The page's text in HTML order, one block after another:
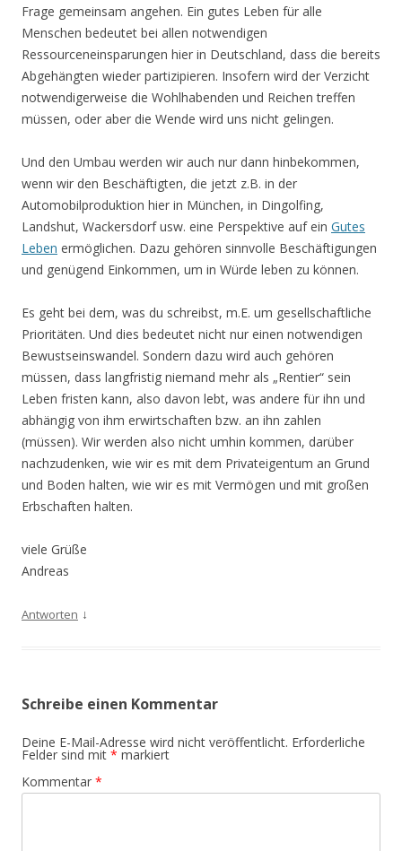
Frage gemeinsam angehen. Ein gutes Leben für alle
Menschen bedeutet bei allen notwendigen
Ressourceneinsparungen hier in Deutschland, dass die bereits
Abgehängten wieder partizipieren. Insofern wird der Verzicht
notwendigerweise die Wohlhabenden und Reichen treffen
müssen, oder aber die Wende wird uns nicht gelingen.
Und den Umbau werden wir auch nur dann hinbekommen,
wenn wir den Beschäftigten, die jetzt z.B. in der
Automobilproduktion hier in München, in Dingolfing,
Landshut, Wackersdorf usw. eine Perspektive auf ein Gutes
Leben ermöglichen. Dazu gehören sinnvolle Beschäftigungen
und genügend Einkommen, um in Würde leben zu können.
Es geht bei dem, was du schreibst, m.E. um gesellschaftliche
Prioritäten. Und dies bedeutet nicht nur einen notwendigen
Bewustseinswandel. Sondern dazu wird auch gehören
müssen, dass langfristig niemand mehr als „Rentier“ sein
Leben fristen kann, also davon lebt, was andere für ihn und
abhängig von ihm erwirtschaften bzw. an ihn zahlen
(müssen). Wir werden also nicht umhin kommen, darüber
nachzudenken, wie wir es mit dem Privateigentum an Grund
und Boden halten, wie wir es mit Vermögen und mit großen
Erbschaften halten.
viele Grüße
Andreas
Antworten ↓
Schreibe einen Kommentar
Deine E-Mail-Adresse wird nicht veröffentlicht. Erforderliche
Felder sind mit * markiert
Kommentar *